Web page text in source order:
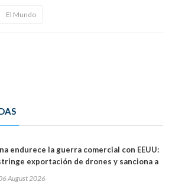
El Mundo
endurece la guerra comercial con EEUU:
exportación de drones y sanciona a
August 2026